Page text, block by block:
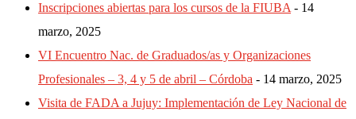
Inscripciones abiertas para los cursos de la FIUBA
14
marzo, 2025
VI Encuentro Nac. de Graduados/as y Organizaciones
Profesionales – 3, 4 y 5 de abril – Córdoba
14 marzo, 2025
Visita de FADA a Jujuy: Implementación de Ley Nacional de